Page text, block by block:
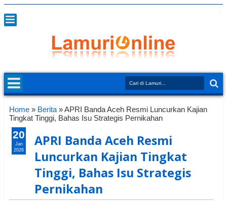
Home » Berita »APRI Banda Aceh Resmi Luncurkan Kajian
Tingkat Tinggi, Bahas Isu Strategis Pernikahan
APRI Banda Aceh Resmi
Luncurkan Kajian Tingkat
Tinggi, Bahas Isu Strategis
Pernikahan
20
Jan
2026